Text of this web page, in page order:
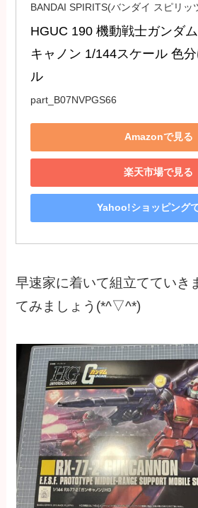
BANDAI SPIRITS(バンダイ スピリッ
HGUC 190 機動戦士ガンダ
キャノン 1/144スケール 色
ル
part_B07NVPGS66
Amazonで見る
楽天市場で見る
Yahoo!ショッピング
早速家に着いて組立てていき
てみましょう(*^▽^*)